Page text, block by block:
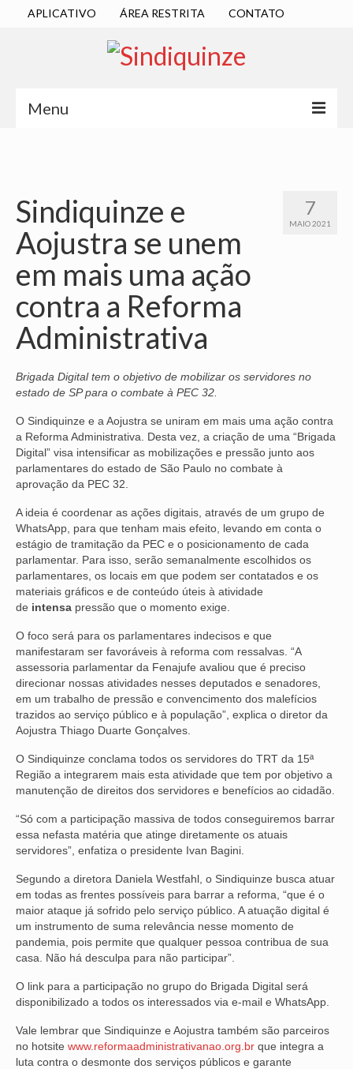
APLICATIVO ÁREA RESTRITA CONTATO
Menu
DIRETORIA EXECUTIVA
ESTATUTO
ATAS
LOCALIZAÇÃO
QUEM SOMOS
NOSSA HISTÓRIA
ARAÇATUBA
BAURU
PRESIDENTE PRUDENTE
RIBEIRÃO PRETO
SÃO JOSÉ DOS CAMPOS
SÃO JOSÉ DO RIO PRETO
SOROCABA
NOTÍCIAS
BOLETIM
VÍDEOS
CONVÊNIOS
SINDICALIZE-SE
JURÍDICO
APOSENTADOS
AGENTES DE POLÍCIA JUDICIAL
ANALISTAS JUDICIÁRIOS
ACESSIBILIDADE E INCLUSÃO
LGBTQIA+
MULHERES
7
MAIO 2021
Sindiquinze e
Aojustra se unem
em mais uma ação
contra a Reforma
Administrativa
Brigada Digital tem o objetivo de mobilizar os servidores no
estado de SP para o combate à PEC 32.
O Sindiquinze e a Aojustra se uniram em mais uma ação contra
a Reforma Administrativa. Desta vez, a criação de uma “Brigada
Digital” visa intensificar as mobilizações e pressão junto aos
parlamentares do estado de São Paulo no combate à
aprovação da PEC 32.
A ideia é coordenar as ações digitais, através de um grupo de
WhatsApp, para que tenham mais efeito, levando em conta o
estágio de tramitação da PEC e o posicionamento de cada
parlamentar. Para isso, serão semanalmente escolhidos os
parlamentares, os locais em que podem ser contatados e os
materiais gráficos e de conteúdo úteis à atividade
de intensa pressão que o momento exige.
O foco será para os parlamentares indecisos e que
manifestaram ser favoráveis à reforma com ressalvas. “A
assessoria parlamentar da Fenajufe avaliou que é preciso
direcionar nossas atividades nesses deputados e senadores,
em um trabalho de pressão e convencimento dos malefícios
trazidos ao serviço público e à população”, explica o diretor da
Aojustra Thiago Duarte Gonçalves.
O Sindiquinze conclama todos os servidores do TRT da 15ª
Região a integrarem mais esta atividade que tem por objetivo a
manutenção de direitos dos servidores e benefícios ao cidadão.
“Só com a participação massiva de todos conseguiremos barrar
essa nefasta matéria que atinge diretamente os atuais
servidores”, enfatiza o presidente Ivan Bagini.
Segundo a diretora Daniela Westfahl, o Sindiquinze busca atuar
em todas as frentes possíveis para barrar a reforma, “que é o
maior ataque já sofrido pelo serviço público. A atuação digital é
um instrumento de suma relevância nesse momento de
pandemia, pois permite que qualquer pessoa contribua de sua
casa. Não há desculpa para não participar”.
O link para a participação no grupo do Brigada Digital será
disponibilizado a todos os interessados via e-mail e WhatsApp.
Vale lembrar que Sindiquinze e Aojustra também são parceiros
no hotsite www.reformaadministrativanao.org.br que integra a
luta contra o desmonte dos serviços públicos e garante